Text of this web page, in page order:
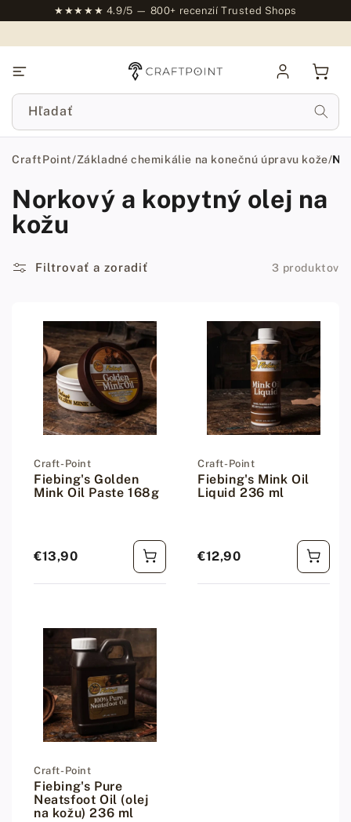
★★★★★ 4.9/5 — 800+ recenzií Trusted Shops
Košík
Hľadať
CraftPoint/Základné chemikálie na konečnú úpravu kože/
Norkový a kopytný olej na
kožu
Filtrovať a zoradiť 3 produktov
Dodávateľ:
Craft-Point
Fiebing's Golden
Mink Oil Paste 168g
Bežná cena
€13,90
Dodávateľ:
Craft-Point
Fiebing's Mink Oil
Liquid 236 ml
Bežná cena
€12,90
Dodávateľ:
Craft-Point
Fiebing's Pure
Neatsfoot Oil (olej
na kožu) 236 ml